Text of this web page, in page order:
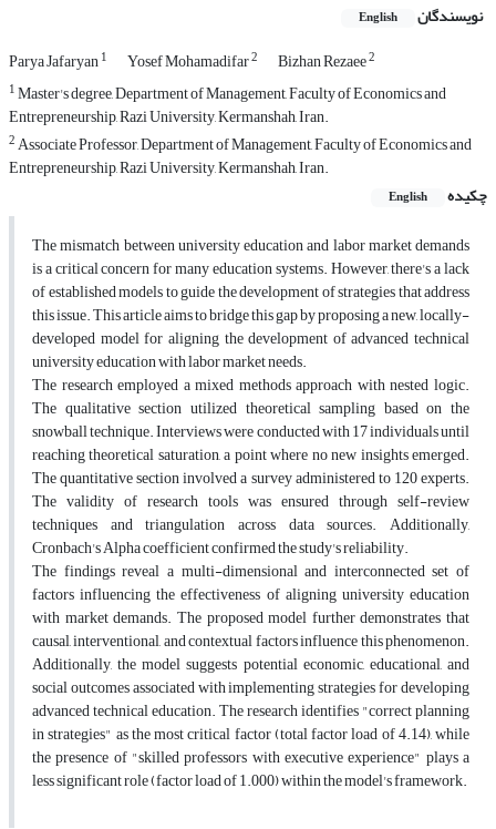
نویسندگان English
Parya Jafaryan1 Yosef Mohamadifar2 Bizhan Rezaee2
1Master's degree, Department of Management, Faculty of Economics and
Entrepreneurship, Razi University, Kermanshah, Iran.
2Associate Professor, Department of Management, Faculty of Economics and
Entrepreneurship, Razi University, Kermanshah, Iran.
چکیده
English
The mismatch between university education and labor market demands
is a critical concern for many education systems. However, there's a lack
of established models to guide the development of strategies that address
this issue. This article aims to bridge this gap by proposing a new, locally-
developed model for aligning the development of advanced technical
university education with labor market needs.
The research employed a mixed methods approach with nested logic.
The qualitative section utilized theoretical sampling based on the
snowball technique. Interviews were conducted with 17 individuals until
reaching theoretical saturation, a point where no new insights emerged.
The quantitative section involved a survey administered to 120 experts.
The validity of research tools was ensured through self-review
techniques and triangulation across data sources. Additionally,
Cronbach's Alpha coefficient confirmed the study's reliability.
The findings reveal a multi-dimensional and interconnected set of
factors influencing the effectiveness of aligning university education
with market demands. The proposed model further demonstrates that
causal, interventional, and contextual factors influence this phenomenon.
Additionally, the model suggests potential economic, educational, and
social outcomes associated with implementing strategies for developing
advanced technical education. The research identifies "correct planning
in strategies" as the most critical factor (total factor load of 4.14), while
the presence of "skilled professors with executive experience" plays a
less significant role (factor load of 1.000) within the model's framework.